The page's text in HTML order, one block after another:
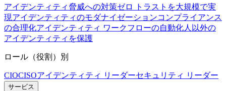
アイデンティティ脅威への対策ゼロ トラストを大規模で実
現アイデンティティのモダナイゼーションコンプライアンス
の合理化アイデンティティ ワークフローの自動化人以外の
アイデンティティを保護
ロール（役割）別
CIOCISOアイデンティティ リーダーセキュリティ リーダー
サービス